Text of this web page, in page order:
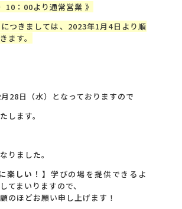
10：00より通常営業 》
つきましては、2023年1月4日より順
ます。
28日（水）となっておりますので
します。
りました。
楽しい！】 学びの場を提供できるよ
てまいりますので、
のほどお願い申し上げます！